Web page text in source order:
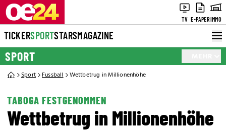
TV E-PAPERIMMO
TICKERSPORTSTARSMAGAZINE
SPORT
Sport Fussball Wettbetrug in Millionenhöhe
TABOGA FESTGENOMMEN
Wettbetrug in Millionenhöhe